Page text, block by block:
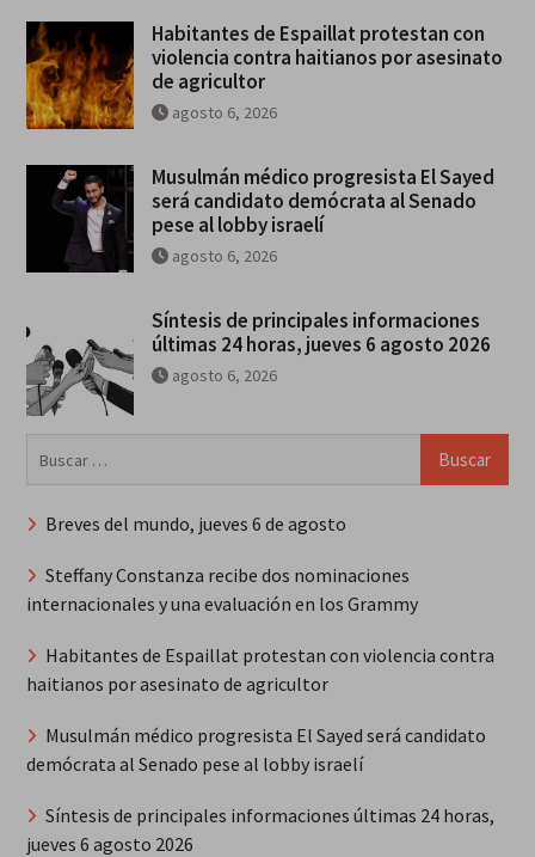
Habitantes de Espaillat protestan con
violencia contra haitianos por asesinato
de agricultor
agosto 6, 2026
Musulmán médico progresista El Sayed
será candidato demócrata al Senado
pese al lobby israelí
agosto 6, 2026
Síntesis de principales informaciones
últimas 24 horas, jueves 6 agosto 2026
agosto 6, 2026
Breves del mundo, jueves 6 de agosto
Steffany Constanza recibe dos nominaciones
internacionales y una evaluación en los Grammy
Habitantes de Espaillat protestan con violencia contra
haitianos por asesinato de agricultor
Musulmán médico progresista El Sayed será candidato
demócrata al Senado pese al lobby israelí
Síntesis de principales informaciones últimas 24 horas,
jueves 6 agosto 2026